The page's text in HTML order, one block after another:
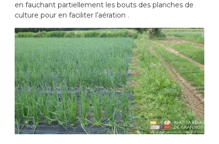
en fauchant partiellement les bouts des planches de
culture pour en faciliter l’aération .